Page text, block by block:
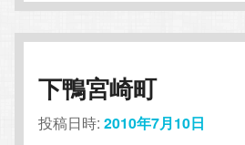
下鴨宮崎町
投稿日時:2010年7月10日